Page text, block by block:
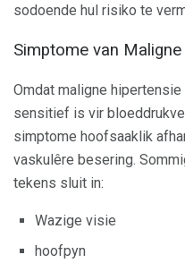
sodoende hul risiko te
Simptome van
Omdat maligne
sensitief is vir
simptome hoofsaaklik
vaskulêre besering.
tekens sluit in:
Wazige visie
hoofpyn